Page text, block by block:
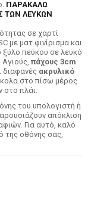
ΠΑΡΑΚΑΛΩ
ΤΩΝ ΛΕΥΚΩΝ
σε χαρτί
με ματ φινίρισμα και
ξύλο πεύκου σε λευκό
πάχους 3cm.
διαφανές ακρυλικό
στο πίσω μέρος
στο πλάι.
του υπολογιστή ή
απόκλιση
Για αυτό, καλό
της οθόνης σας,